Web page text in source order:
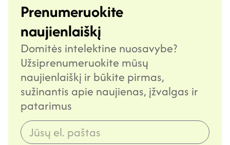
Prenumeruokite
naujienlaiškį
Domitės intelektine nuosavybe?
Užsiprenumeruokite mūsų
naujienlaiškį ir būkite pirmas,
sužinantis apie naujienas, įžvalgas ir
patarimus